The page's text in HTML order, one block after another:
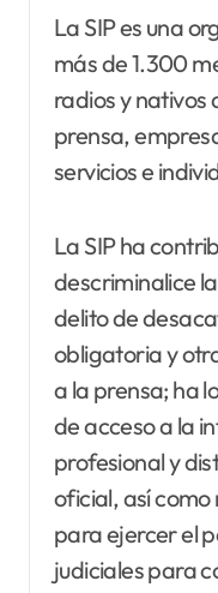
La SIP es una
más de 1.300
radios y nativos
prensa,
servicios e
La SIP ha
descriminalice
delito de
obligatoria y
a la prensa; ha
de acceso a la
profesional y
oficial, así
para ejercer el
judiciales para